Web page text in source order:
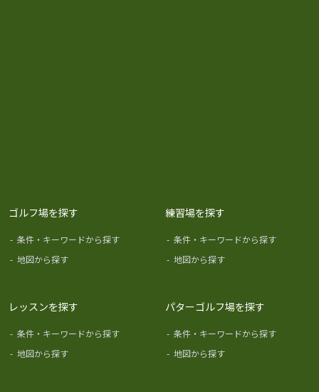
ゴルフ場を探す
- 条件・キーワードから探す
- 地図から探す
練習場を探す
- 条件・キーワードから探す
- 地図から探す
レッスンを探す
- 条件・キーワードから探す
- 地図から探す
パターゴルフ場を探す
- 条件・キーワードから探す
- 地図から探す